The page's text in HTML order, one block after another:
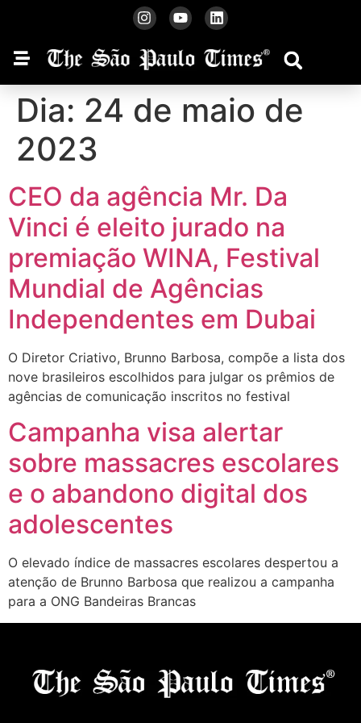
Dia: 24 de maio de
2023
CEO da agência Mr. Da
Vinci é eleito jurado na
premiação WINA, Festival
Mundial de Agências
Independentes em Dubai
O Diretor Criativo, Brunno Barbosa, compõe a lista dos
nove brasileiros escolhidos para julgar os prêmios de
agências de comunicação inscritos no festival
Campanha visa alertar
sobre massacres escolares
e o abandono digital dos
adolescentes
O elevado índice de massacres escolares despertou a
atenção de Brunno Barbosa que realizou a campanha
para a ONG Bandeiras Brancas